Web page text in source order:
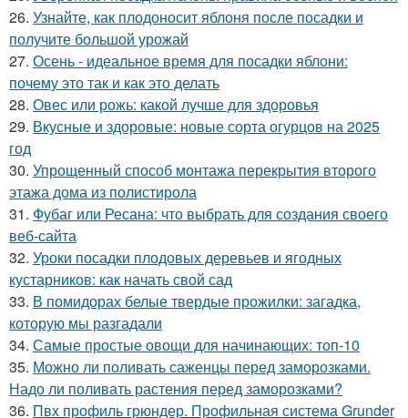
26. Узнайте, как плодоносит яблоня после посадки и
получите большой урожай
27. Осень - идеальное время для посадки яблони:
почему это так и как это делать
28. Овес или рожь: какой лучше для здоровья
29. Вкусные и здоровые: новые сорта огурцов на 2025
год
30. Упрощенный способ монтажа перекрытия второго
этажа дома из полистирола
31. Фубаг или Ресана: что выбрать для создания своего
веб-сайта
32. Уроки посадки плодовых деревьев и ягодных
кустарников: как начать свой сад
33. В помидорах белые твердые прожилки: загадка,
которую мы разгадали
34. Самые простые овощи для начинающих: топ-10
35. Можно ли поливать саженцы перед заморозками.
Надо ли поливать растения перед заморозками?
36. Пвх профиль грюндер. Профильная система Grunder